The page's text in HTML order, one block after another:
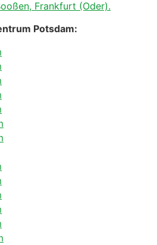
Frankfurt (Oder).
Potsdam: